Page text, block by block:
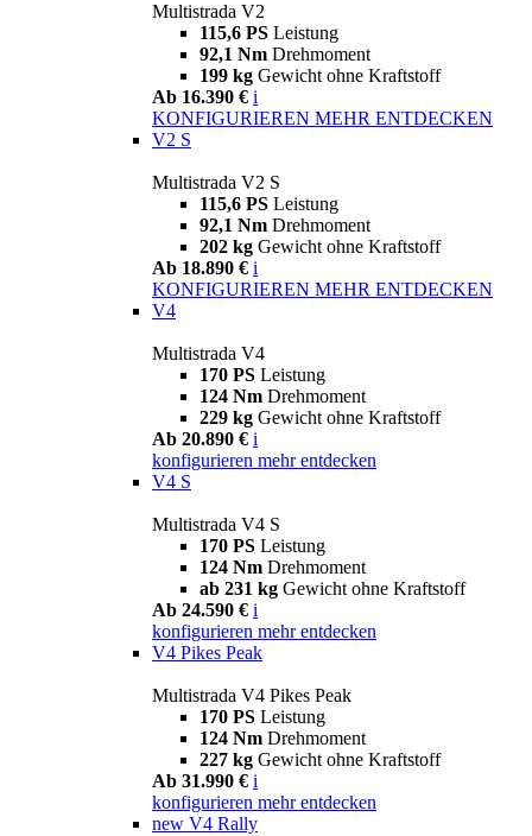
Multistrada V2
115,6 PS Leistung
92,1 Nm Drehmoment
199 kg Gewicht ohne Kraftstoff
Ab 16.390 € i
KONFIGURIEREN MEHR ENTDECKEN
V2 S
Multistrada V2 S
115,6 PS Leistung
92,1 Nm Drehmoment
202 kg Gewicht ohne Kraftstoff
Ab 18.890 € i
KONFIGURIEREN MEHR ENTDECKEN
V4
Multistrada V4
170 PS Leistung
124 Nm Drehmoment
229 kg Gewicht ohne Kraftstoff
Ab 20.890 € i
konfigurieren mehr entdecken
V4 S
Multistrada V4 S
170 PS Leistung
124 Nm Drehmoment
ab 231 kg Gewicht ohne Kraftstoff
Ab 24.590 € i
konfigurieren mehr entdecken
V4 Pikes Peak
Multistrada V4 Pikes Peak
170 PS Leistung
124 Nm Drehmoment
227 kg Gewicht ohne Kraftstoff
Ab 31.990 € i
konfigurieren mehr entdecken
new V4 Rally